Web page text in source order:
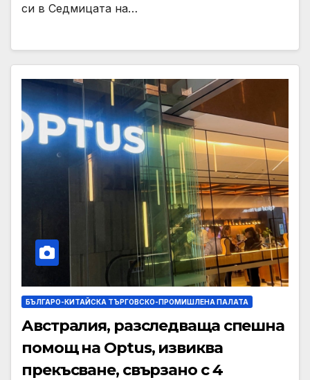
си в Седмицата на…
БЪЛГАРО-КИТАЙСКА ТЪРГОВСКО-ПРОМИШЛЕНА ПАЛАТА
Австралия, разследваща спешна
помощ на Optus, извиква
прекъсване, свързано с 4